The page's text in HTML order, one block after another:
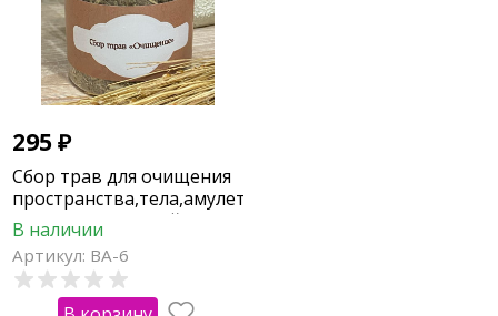
295₽
Сбор трав для очищения
пространства,тела,амулетов,талисманов,
личных украшений,
подарков
В наличии
Артикул: ВА-6